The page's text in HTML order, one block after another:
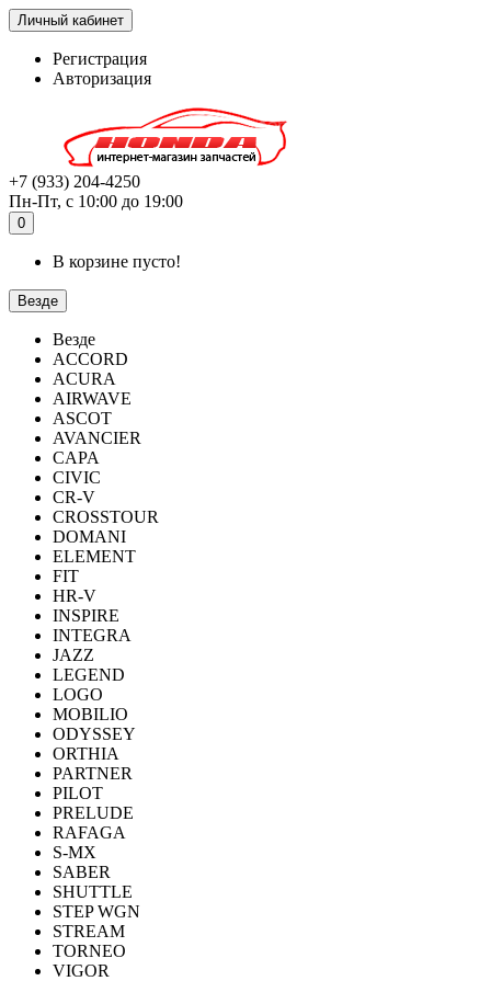
Личный кабинет
Регистрация
Авторизация
+7 (933) 204-4250
Пн-Пт, с 10:00 до 19:00
0
В корзине пусто!
Везде
Везде
ACCORD
ACURA
AIRWAVE
ASCOT
AVANCIER
CAPA
CIVIC
CR-V
CROSSTOUR
DOMANI
ELEMENT
FIT
HR-V
INSPIRE
INTEGRA
JAZZ
LEGEND
LOGO
MOBILIO
ODYSSEY
ORTHIA
PARTNER
PILOT
PRELUDE
RAFAGA
S-MX
SABER
SHUTTLE
STEP WGN
STREAM
TORNEO
VIGOR